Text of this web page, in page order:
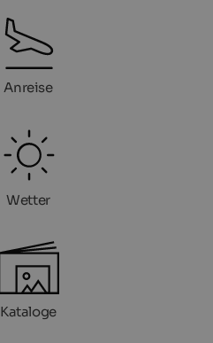
Anreise
Wetter
Kataloge